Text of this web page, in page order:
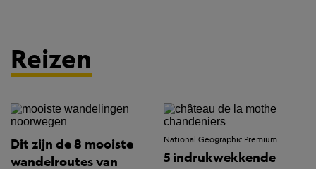
Reizen
Dit zijn de 8 mooiste
wandelroutes van
National Geographic Premium
5 indrukwekkende